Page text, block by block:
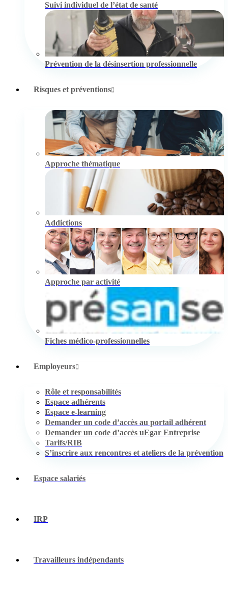
Suivi individuel de l’état de santé
Prévention de la désinsertion professionnelle
Risques et préventions
Approche thématique
Addictions
Approche par activité
Fiches médico-professionnelles
Employeurs
Rôle et responsabilités
Espace adhérents
Espace e-learning
Demander un code d’accès au portail adhérent
Demander un code d’accès uEgar Entreprise
Tarifs/RIB
S’inscrire aux rencontres et ateliers de la prévention
Espace salariés
IRP
Travailleurs indépendants